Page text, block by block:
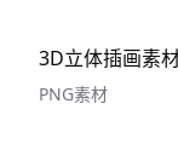
PNG素材